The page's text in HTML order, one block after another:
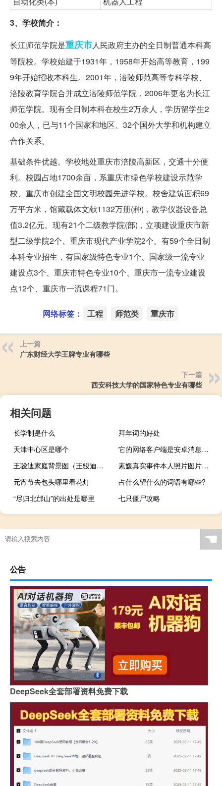
3、学校简介：
长江师范学院是重庆市人民政府主办的全日制普通本科高
等院校。学校始建于1931年，1958年开始高等教育，199
9年开始招收本科生。2001年，涪陵师范高等专科学校、
涪陵教育学院合并成立涪陵师范学院，2006年更名为长江
师范学院。现有全日制本科在校生2万余人，学历留学生2
00余人，已与11个国家和地区、32个国外大学和机构建立
合作关系。
基础条件优越。学校地处重庆市涪陵高新区，交通十分便
利。校园占地1700余亩，系重庆市绿色学校建设示范学
校、重庆市创建全国文明校园先进学校。校舍建筑面积69
万平方米，馆藏载体文献1132万册(种)，教学仪器设备总
值3.2亿元。现有21个二级教学院(部)，立项建设重庆市新
型二级学院2个、重庆市现代产业学院2个。有59个全日制
本科专业招生，有国家级特色专业1个、国家级一流专业
建设点3个、重庆市特色专业10个、重庆市一流专业建设
点12个、重庆市一流课程71门。
网络标签： 工程 师范类 重庆市
上一篇
广东财经大学王牌专业有哪些
下一篇
西安科技大学的国家特色专业有哪些
相关问题
长学制是什么
拜年词的好处
天津中心区是哪个
它的网络客户端是安卓消息应用程序最令人期待的功能之�
王骏迪家庭背景图（王骏迪家庭背景）
素媛真实事件本人照片图片（素媛真实事件本人现状）
元宵节去包头哪里看花灯
占什么望什么的词语有哪些?
“尽归北邙山”的出处是哪里
七只僵尸攻略
☚
公告
DeepSeek全套部署资料免费下载